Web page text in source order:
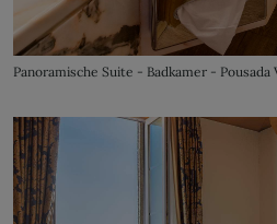
Panoramische Suite - Badkamer - Pousada